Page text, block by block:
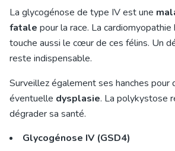
La glycogénose de type IV est une
fatale pour la race. La
touche aussi le cœur de ces félins. Un
reste indispensable.
Surveillez également ses hanches pour
éventuelle dysplasie. La polykystose
dégrader sa santé.
Glycogénose IV (GSD4)